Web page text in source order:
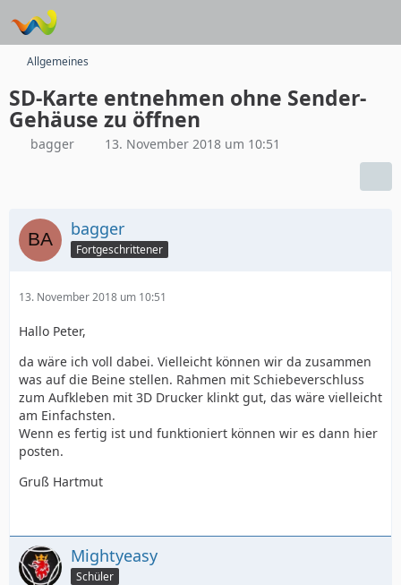
Allgemeines
SD-Karte entnehmen ohne Sender-
Gehäuse zu öffnen
bagger 13. November 2018 um 10:51
bagger
Fortgeschrittener
13. November 2018 um 10:51
Hallo Peter,
da wäre ich voll dabei. Vielleicht können wir da zusammen
was auf die Beine stellen. Rahmen mit Schiebeverschluss
zum Aufkleben mit 3D Drucker klinkt gut, das wäre vielleicht
am Einfachsten.
Wenn es fertig ist und funktioniert können wir es dann hier
posten.
Gruß Hartmut
Mightyeasy
Schüler